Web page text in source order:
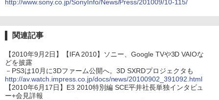
http://www.sony.co.jp/SonyInfo/News/Press/201009/10-115/
関連記事
【2010年9月2日】【IFA 2010】ソニー、Google TVや3D VAIOな
どを披露
－PS3は10月に3Dファーム公開へ。3D SXRDプロジェクタも
http://av.watch.impress.co.jp/docs/news/20100902_391092.html
【2010年6月17日】E3 2010特別編 SCE平井社長単独インタビュ
ー+会見詳報